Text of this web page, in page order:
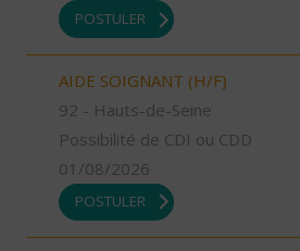
POSTULER
AIDE SOIGNANT (H/F)
92 - Hauts-de-Seine
Possibilité de CDI ou CDD
01/08/2026
POSTULER